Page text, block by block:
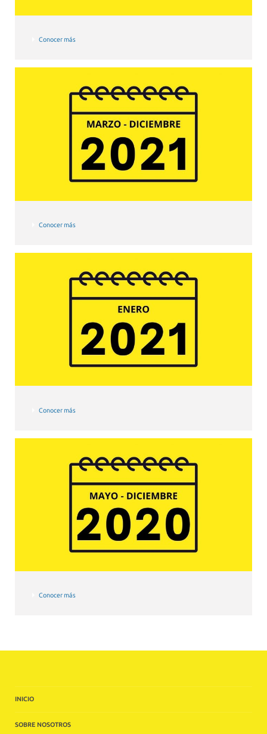
Conocer más
Conocer más
Conocer más
Conocer más
INICIO
SOBRE NOSOTROS